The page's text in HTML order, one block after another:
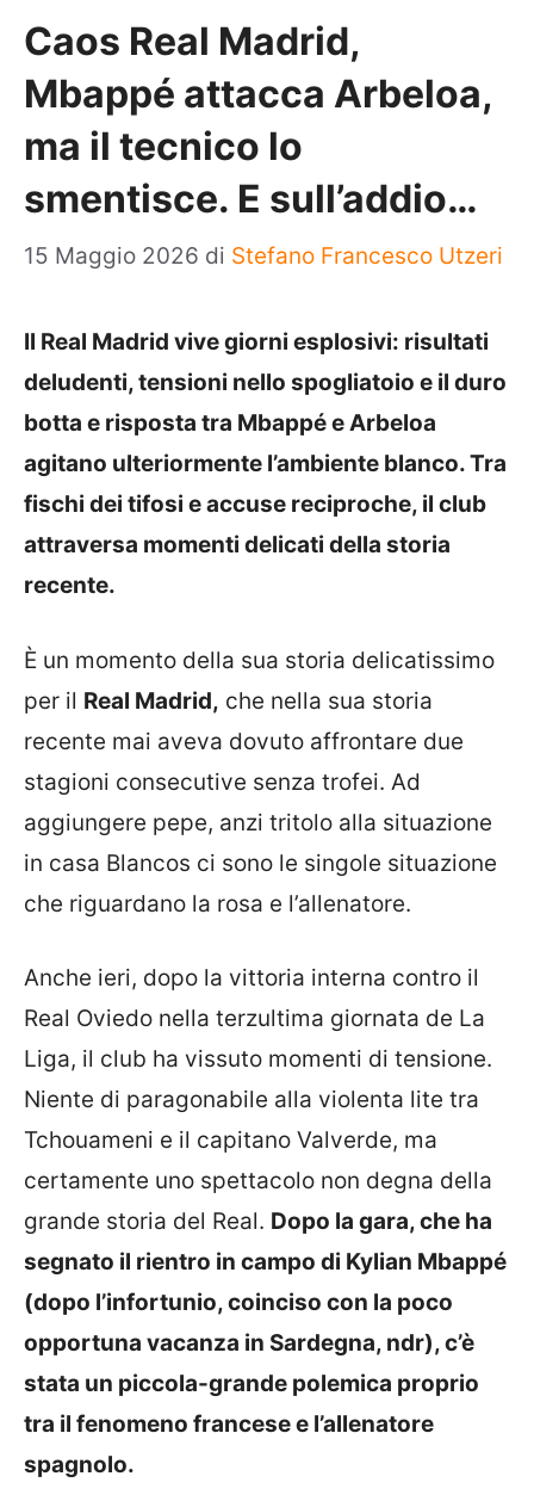
Caos Real Madrid,
Mbappé attacca Arbeloa,
ma il tecnico lo
smentisce. E sull’addio…
15 Maggio 2026 di Stefano Francesco Utzeri
Il Real Madrid vive giorni esplosivi: risultati
deludenti, tensioni nello spogliatoio e il duro
botta e risposta tra Mbappé e Arbeloa
agitano ulteriormente l’ambiente blanco. Tra
fischi dei tifosi e accuse reciproche, il club
attraversa momenti delicati della storia
recente.
È un momento della sua storia delicatissimo
per il Real Madrid, che nella sua storia
recente mai aveva dovuto affrontare due
stagioni consecutive senza trofei. Ad
aggiungere pepe, anzi tritolo alla situazione
in casa Blancos ci sono le singole situazione
che riguardano la rosa e l’allenatore.
Anche ieri, dopo la vittoria interna contro il
Real Oviedo nella terzultima giornata de La
Liga, il club ha vissuto momenti di tensione.
Niente di paragonabile alla violenta lite tra
Tchouameni e il capitano Valverde, ma
certamente uno spettacolo non degna della
grande storia del Real. Dopo la gara, che ha
segnato il rientro in campo di Kylian Mbappé
(dopo l’infortunio, coinciso con la poco
opportuna vacanza in Sardegna, ndr), c’è
stata un piccola-grande polemica proprio
tra il fenomeno francese e l’allenatore
spagnolo.